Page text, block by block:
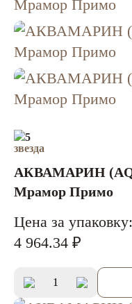
5
АКВАМАРИН
Мрамор Примо
Цена за упаковку:
4 964.34 ₽